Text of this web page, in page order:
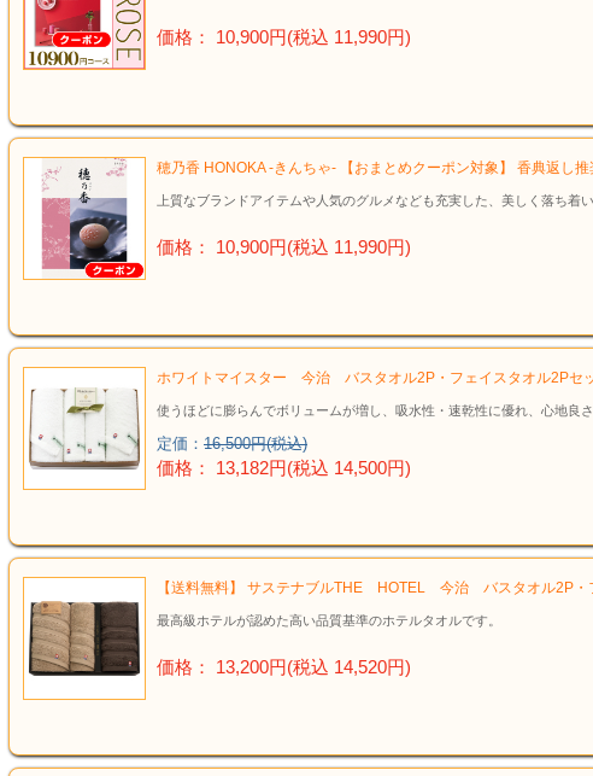
新築祝い
プレゼント
長寿のお祝い
その他
価格： 10,900円(税込 11,990円)
穂乃香 HONOKA -きんちゃ- 【おまとめクーポン対象】 香典返し推
上質なブランドアイテムや人気のグルメなども充実した、美しく落ち
価格： 10,900円(税込 11,990円)
ホワイトマイスター 今治 バスタオル2P・フェイスタオル2Pセ
使うほどに膨らんでボリュームが増し、吸水性・速乾性に優れ、心地良
定価： 16,500円(税込)
価格： 13,182円(税込 14,500円)
【送料無料】 サステナブルTHE HOTEL 今治 バスタオル2P・
最高級ホテルが認めた高い品質基準のホテルタオルです。
価格： 13,200円(税込 14,520円)